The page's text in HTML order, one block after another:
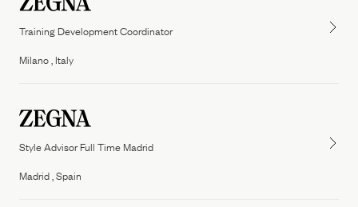
Overview
Training Development Coordinator
Milano , Italy
Style Advisor Full Time Madrid
Madrid , Spain